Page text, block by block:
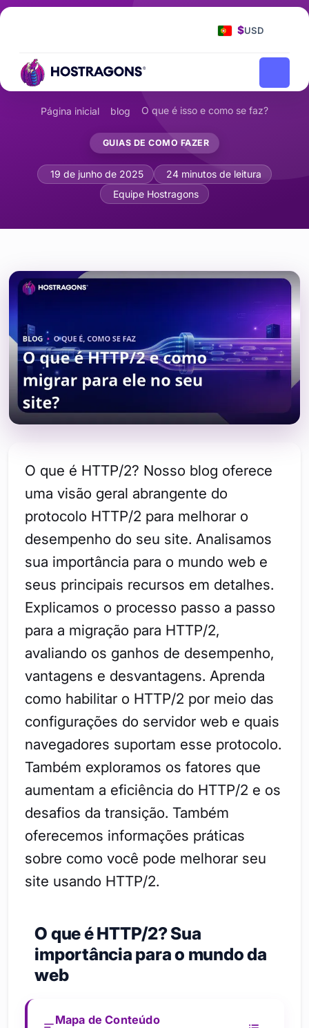
$USD
Página inicial blog O que é isso e como se faz?
GUIAS DE COMO FAZER
O que é HTTP/2 e como migrar para
19 de junho de 2025
24 minutos de leitura
Equipe Hostragons
O que é HTTP/2? Nosso blog oferece
uma visão geral abrangente do
protocolo HTTP/2 para melhorar o
desempenho do seu site. Analisamos
sua importância para o mundo web e
seus principais recursos em detalhes.
Explicamos o processo passo a passo
para a migração para HTTP/2,
avaliando os ganhos de desempenho,
vantagens e desvantagens. Aprenda
como habilitar o HTTP/2 por meio das
configurações do servidor web e quais
navegadores suportam esse protocolo.
Também exploramos os fatores que
aumentam a eficiência do HTTP/2 e os
desafios da transição. Também
oferecemos informações práticas
sobre como você pode melhorar seu
site usando HTTP/2.
O que é HTTP/2? Sua
importância para o mundo da
web
Mapa de Conteúdo